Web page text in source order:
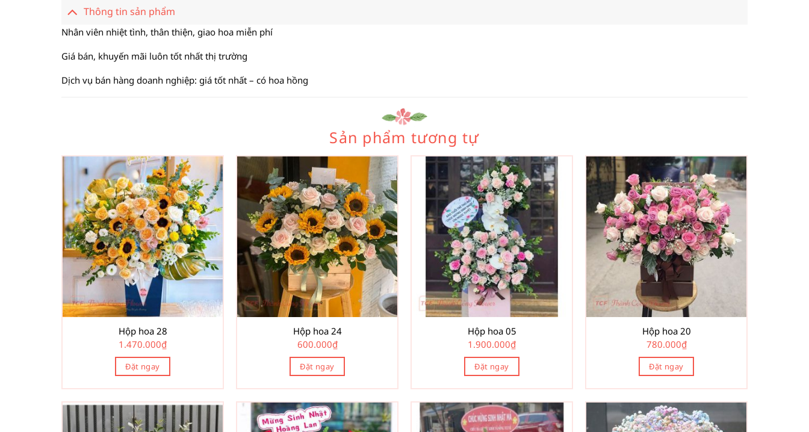
Thông tin sản phẩm
Nhân viên nhiệt tình, thân thiện, giao hoa miễn phí
Giá bán, khuyến mãi luôn tốt nhất thị trường
Dịch vụ bán hàng doanh nghiệp: giá tốt nhất – có hoa hồng
Sản phẩm tương tự
Hộp hoa 28
1.470.000₫
Đặt ngay
Hộp hoa 24
600.000₫
Đặt ngay
Hộp hoa 05
1.900.000₫
Đặt ngay
Hộp hoa 20
780.000₫
Đặt ngay